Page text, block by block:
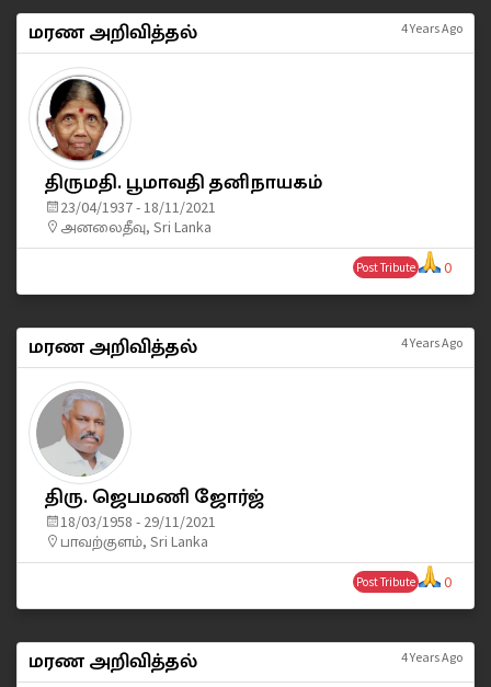
மரண அறிவித்தல் 4 Years Ago
திருமதி. பூமாவதி தனிநாயகம்
23/04/1937 - 18/11/2021
அனலைதீவு, Sri Lanka
0
Post Tribute
மரண அறிவித்தல் 4 Years Ago
திரு. ஜெபமணி ஜோர்ஜ்
18/03/1958 - 29/11/2021
பாவற்குளம், Sri Lanka
0
Post Tribute
மரண அறிவித்தல் 4 Years Ago